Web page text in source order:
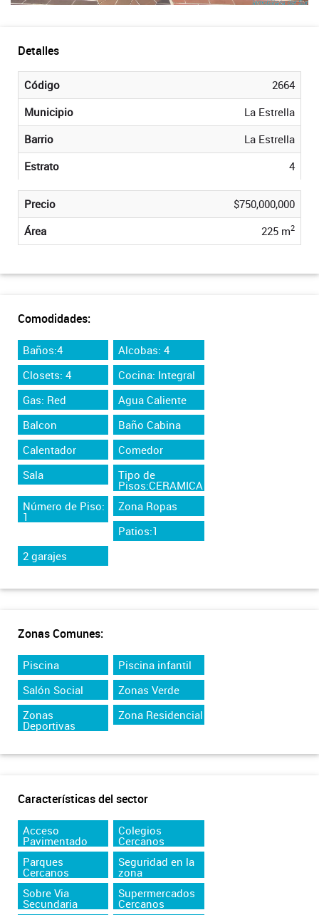
Detalles
Código
2664
Municipio
La Estrella
Barrio
La Estrella
Estrato
4
Precio
$750,000,000
Área
225 m2
Comodidades:
Baños:4
Alcobas: 4
Closets: 4
Cocina: Integral
Gas: Red
Agua Caliente
Balcon
Baño Cabina
Calentador
Comedor
Sala
Tipo de
Pisos:CERAMICA
Número de Piso:
1
Zona Ropas
Patios:1
2 garajes
Zonas Comunes:
Piscina
Piscina infantil
Salón Social
Zonas Verde
Zonas
Deportivas
Zona Residencial
Características del sector
Acceso
Pavimentado
Colegios
Cercanos
Parques
Cercanos
Seguridad en la
zona
Sobre Via
Secundaria
Supermercados
Cercanos